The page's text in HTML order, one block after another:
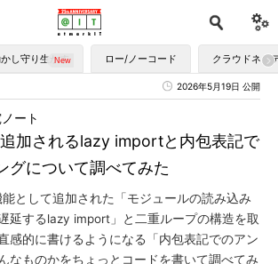
し守り生かす ロー/ノーコード クラウドネイ
2026年5月19日 公開
加されるlazy importと内包表記で
グについて調べてみた
ート
として追加された「モジュールの読み込み
延するlazy import」と二重ループの構造を取
感的に書けるようになる「内包表記でのアン
なものかをちょっとコードを書いて調べてみ